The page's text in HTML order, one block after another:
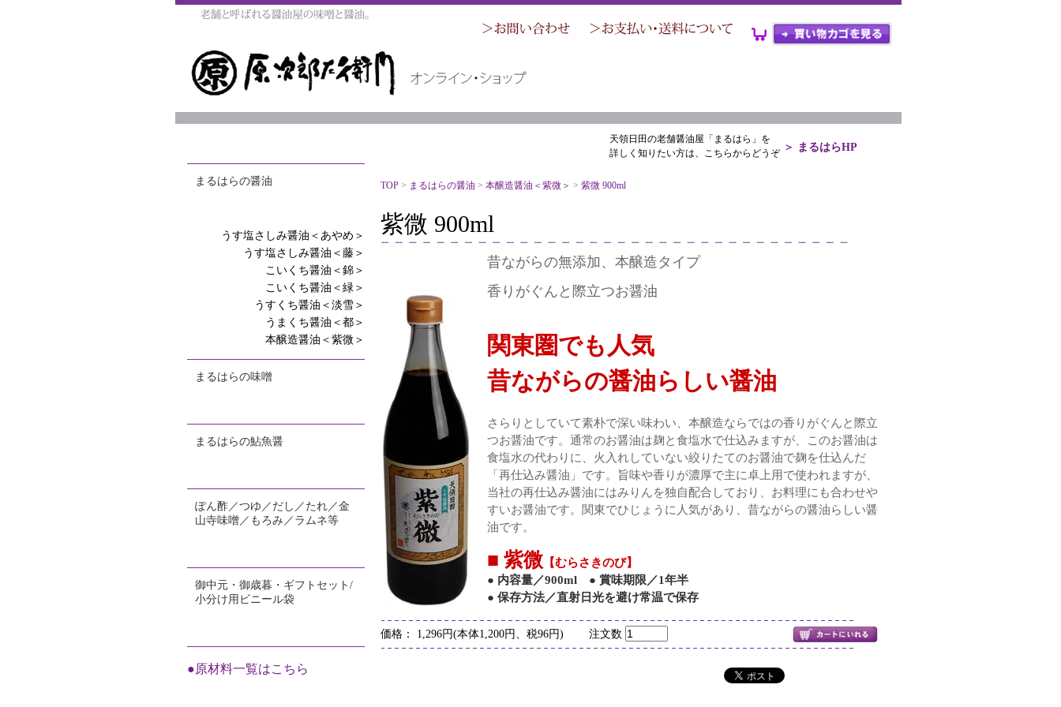
天領日田の老舗醤油屋「まるはら」を
詳しく知りたい方は、こちらからどうぞ ＞ まるはらHP
まるはらの醤油
うす塩さしみ醤油＜あやめ＞
うす塩さしみ醤油＜藤＞
こいくち醤油＜錦＞
こいくち醤油＜緑＞
うすくち醤油＜淡雪＞
うまくち醤油＜都＞
本醸造醤油＜紫微＞
まるはらの味噌
まるはらの鮎魚醤
ぽん酢／つゆ／だし／たれ／金
山寺味噌／もろみ／ラムネ等
御中元・御歳暮・ギフトセット/
小分け用ビニール袋
●原材料一覧はこちら
TOP > まるはらの醤油 > 本醸造醤油＜紫微＞ > 紫微 900ml
紫微 900ml
昔ながらの無添加、本醸造タイプ
香りがぐんと際立つお醤油
関東圏でも人気
昔ながらの醤油らしい醤油
さらりとしていて素朴で深い味わい、本醸造ならではの香りがぐんと際立
つお醤油です。通常のお醤油は麹と食塩水で仕込みますが、このお醤油は
食塩水の代わりに、火入れしていない絞りたてのお醤油で麹を仕込んだ
「再仕込み醤油」です。旨味や香りが濃厚で主に卓上用で使われますが、
当社の再仕込み醤油にはみりんを独自配合しており、お料理にも合わせや
すいお醤油です。関東でひじょうに人気があり、昔ながらの醤油らしい醤
油です。
■ 紫微 【むらさきのび】
● 内容量／900ml ● 賞味期限／1年半
● 保存方法／直射日光を避け常温で保存
価格： 1,296円(本体1,200円、税96円) 注文数